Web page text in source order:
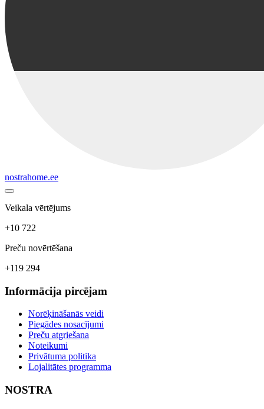
nostrahome.ee
Veikala vērtējums
+10 722
Preču novērtēšana
+119 294
Informācija pircējam
Norēķināšanās veidi
Piegādes nosacījumi
Preču atgriešana
Noteikumi
Privātuma politika
Lojalitātes programma
NOSTRA